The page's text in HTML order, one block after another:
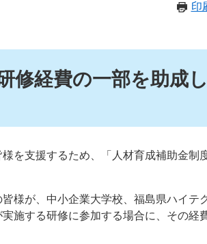
印
修経費の一部を助成
を支援するため、「人材育成補助金制
様が、中小企業大学校、福島県ハイテ
施する研修に参加する場合に、その経